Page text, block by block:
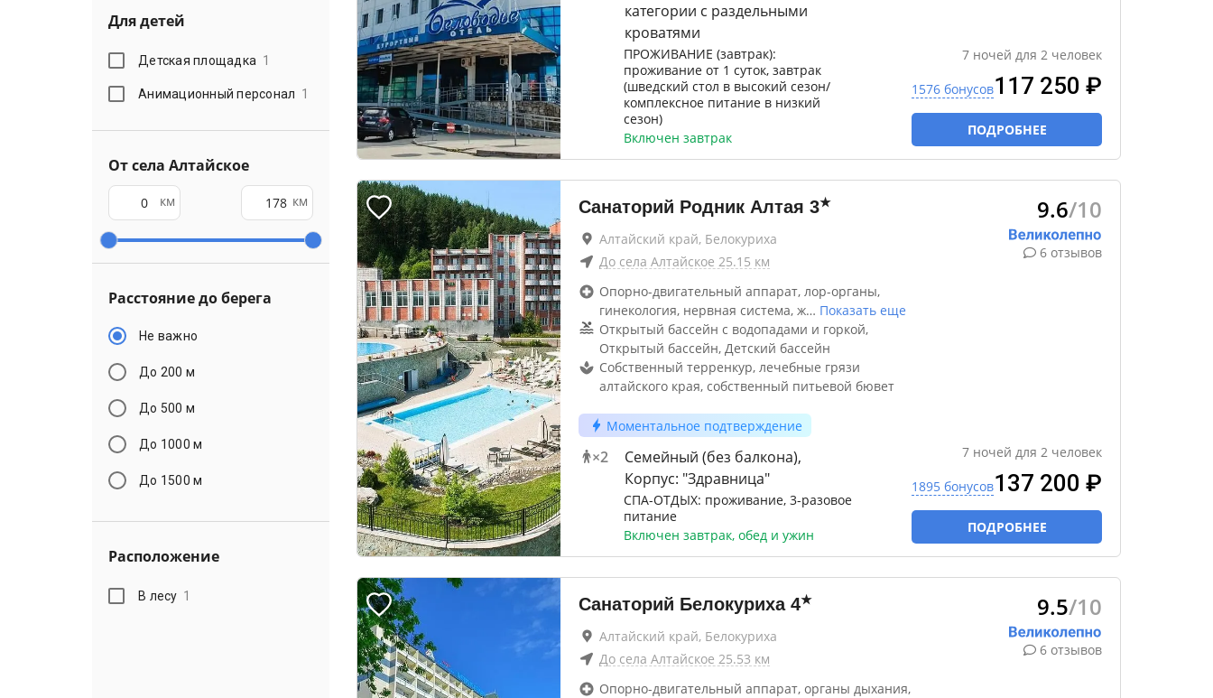
Для детей
Детская площадка 1
Анимационный персонал 1
От села Алтайское
км км
Расстояние до берега
Не важно
До 200 м
До 500 м
До 1000 м
До 1500 м
Расположение
В лесу 1
категории с раздельными
кроватями
ПРОЖИВАНИЕ (завтрак):
проживание от 1 суток, завтрак
(шведский стол в высокий сезон/
комплексное питание в низкий
сезон)
Включен завтрак
7 ночей для 2 человек
1576 бонусов117 250 ₽
ПОДРОБНЕЕ
Санаторий Родник Алтая 3★
Алтайский край, Белокуриха
До села Алтайское 25.15 км
Опорно-двигательный аппарат, лор-органы,
гинекология, нервная система, ж… Показать еще
Открытый бассейн с водопадами и горкой,
Открытый бассейн, Детский бассейн
Собственный терренкур, лечебные грязи
алтайского края, собственный питьевой бювет
Моментальное подтверждение
×2
Семейный (без балкона),
Корпус: "Здравница"
СПА-ОТДЫХ: проживание, 3-разовое
питание
Включен завтрак, обед и ужин
9.6/10
6 отзывов
7 ночей для 2 человек
1895 бонусов137 200 ₽
ПОДРОБНЕЕ
Санаторий Белокуриха 4★
Алтайский край, Белокуриха
До села Алтайское 25.53 км
Опорно-двигательный аппарат, органы дыхания,
9.5/10
6 отзывов